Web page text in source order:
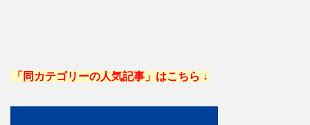
「同カテゴリーの人気記事」はこちら ↓